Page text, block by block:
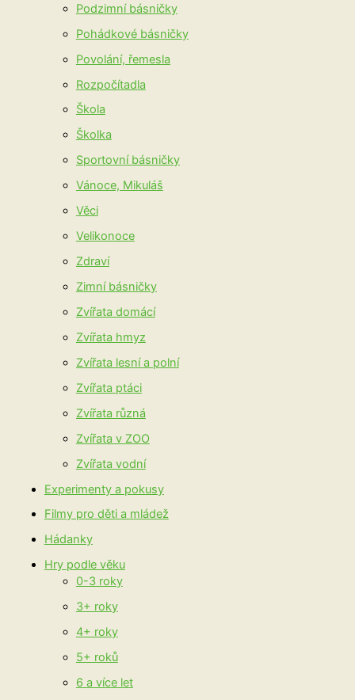
Podzimní básničky
Pohádkové básničky
Povolání, řemesla
Rozpočítadla
Škola
Školka
Sportovní básničky
Vánoce, Mikuláš
Věci
Velikonoce
Zdraví
Zimní básničky
Zvířata domácí
Zvířata hmyz
Zvířata lesní a polní
Zvířata ptáci
Zvířata různá
Zvířata v ZOO
Zvířata vodní
Experimenty a pokusy
Filmy pro děti a mládež
Hádanky
Hry podle věku
0-3 roky
3+ roky
4+ roky
5+ roků
6 a více let